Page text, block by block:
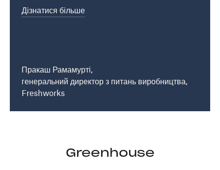
Дізнатися більше
Пракаш Рамамурті,
генеральний директор з питань виробництва,
Freshworks
Greenhouse